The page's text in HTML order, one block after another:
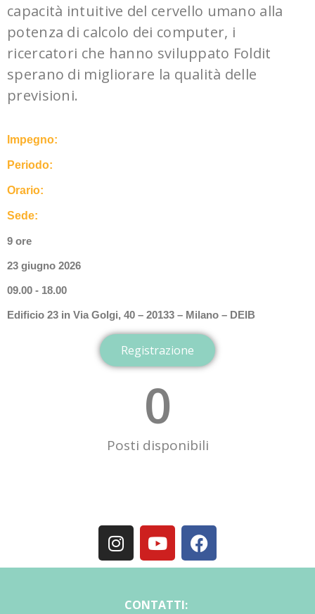
capacità intuitive del cervello umano alla
potenza di calcolo dei computer, i
ricercatori che hanno sviluppato Foldit
sperano di migliorare la qualità delle
previsioni.
Impegno:
Periodo:
Orario:
Sede:
9 ore
23 giugno 2026
09.00 - 18.00
Edificio 23 in Via Golgi, 40 – 20133 – Milano – DEIB
Registrazione
Posti disponibili
0
CONTATTI: